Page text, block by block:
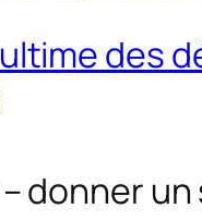
des
donner un